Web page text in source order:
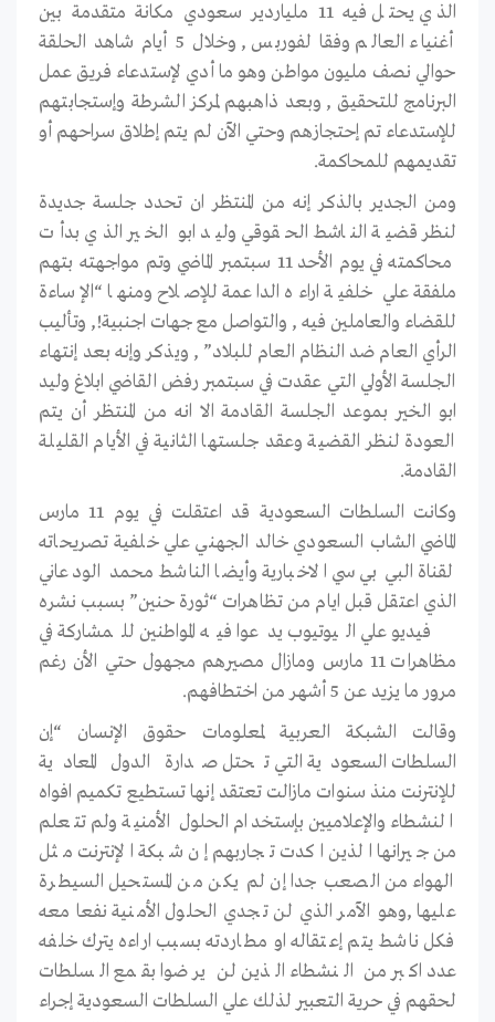
الذي يحتل فيه 11 ملياردير سعودي مكانة متقدمة بين
أغنياء العالم وفقا لفوربس , وخلال 5 أيام شاهد الحلقة
حوالي نصف مليون مواطن وهو ما أدي لإستدعاء فريق عمل
البرنامج للتحقيق , وبعد ذاهبهم لمركز الشرطة وإستجابتهم
للإستدعاء تم إحتجازهم وحتي الآن لم يتم إطلاق سراحهم أو
تقديمهم للمحاكمة.
ومن الجدير بالذكر إنه من المنتظر ان تحدد جلسة جديدة
لنظر قضية الناشط الحقوقي وليد ابو الخير الذي بدأت
محاكمته في يوم الأحد 11 سبتمبر الماضي وتم مواجهته بتهم
ملفقة علي خلفية اراءه الداعمة للإصلاح ومنها “الإساءة
للقضاء والعاملين فيه , والتواصل مع جهات اجنبية!, وتأليب
الرأي العام ضد النظام العام للبلاد” , ويذكر وإنه بعد إنتهاء
الجلسة الأولي التي عقدت في سبتمبر رفض القاضي ابلاغ وليد
ابو الخير بموعد الجلسة القادمة الا انه من المنتظر أن يتم
العودة لنظر القضية وعقد جلستها الثانية في الأيام القليلة
القادمة.
وكانت السلطات السعودية قد اعتقلت في يوم 11 مارس
الماضي الشاب السعودي خالد الجهني علي خلفية تصريحاته
لقناة البي بي سي الاخبارية وأيضا الناشط محمد الودعاني
الذي اعتقل قبل ايام من تظاهرات “ثورة حنين” بسبب نشره
فيديو علي اليوتيوب يدعوا فيه المواطنين للمشاركة في
مظاهرات 11 مارس ومازال مصيرهم مجهول حتي الأن رغم
مرور ما يزيد عن 5 أشهر من اختطافهم.
وقالت الشبكة العربية لمعلومات حقوق الإنسان “إن
السلطات السعودية التي تحتل صدارة الدول المعادية
للإنترنت منذ سنوات مازالت تعتقد إنها تستطيع تكميم افواه
النشطاء والإعلاميين بإستخدام الحلول الأمنية ولم تتعلم
من جيرانها الذين اكدت تجاربهم إن شبكة الإنترنت مثل
الهواء من الصعب جدا إن لم يكن من المستحيل السيطرة
عليها ,وهو الآمر الذي لن تجدي الحلول الأمنية نفعا معه
فكل ناشط يتم إعتقاله او مطاردته بسبب اراءه يترك خلفه
عدد اكبر من النشطاء الذين لن يرضوا بقمع السلطات
لحقهم في حرية التعبير لذلك علي السلطات السعودية إجراء